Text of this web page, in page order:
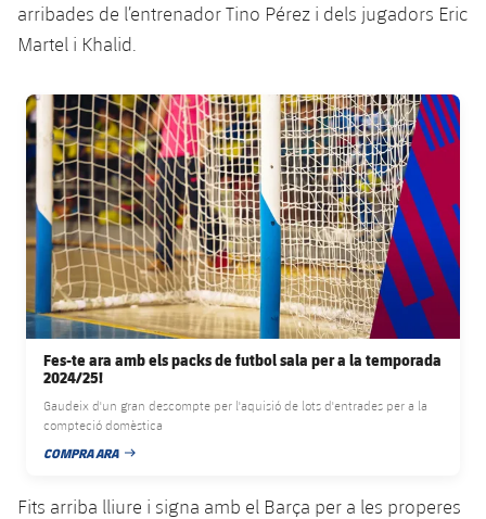
Instal·lacions
Spotify Camp Nou
Palau Blaugrana
Estadi Johan Cruyff
Barça Cafe
Ciutat Esportiva
La Masia
plusicon
més
Serveis Mèdics
Accessibilitat
plusicon
més
Acreditacions
arribades de l’entrenador Tino Pérez i dels jugadors Eric
Martel i Khalid.
FC Barcelona club badge
Fes-te ara amb els packs de futbol sala per a la temporada
2024/25!
Gaudeix d'un gran descompte per l'aquisió de lots d'entrades per a la
compteció domèstica
COMPRA ARA
DATA DE PUBLICACIÓ
Fits arriba lliure i signa amb el Barça per a les properes